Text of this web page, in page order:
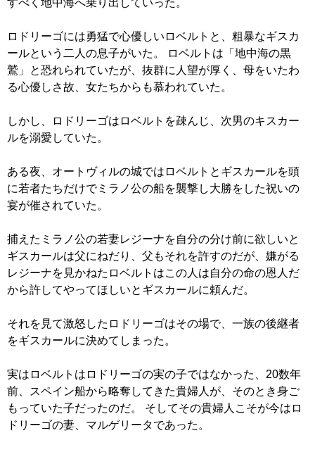
すべく地中海へ乗り出していった。
ロドリーゴには勇猛で心優しいロベルトと、粗暴なギスカ
ールという二人の息子がいた。 ロベルトは「地中海の黒
鷲」と恐れられていたが、抜群に人望が厚く、母をいたわ
る心優しさ故、女たちからも慕われていた。
しかし、ロドリーゴはロベルトを疎んじ、次男のキスカー
ルを溺愛していた。
ある夜、オートヴィルの城ではロベルトとギスカールを頭
に若者たちだけでミラノ公の船を襲撃し大勝をした祝いの
宴が催されていた。
捕えたミラノ公の若妻レジーナを自分の分け前に欲しいと
ギスカールは父にねだり、父もそれを許すのだが、嫌がる
レジーナを見かねたロベルトはこの人は自分の命の恩人だ
から許してやってほしいとギスカールに頼んだ。
それを見て激怒したロドリーゴはその場で、一族の後継者
をギスカールに決めてしまった。
実はロベルトはロドリーゴの実の子ではなかった、20数年
前、スペイン船から略奪してきた貴婦人が、そのとき身ご
もっていた子だったのだ。 そしてその貴婦人こそが今はロ
ドリーゴの妻、マルゲリータであった。